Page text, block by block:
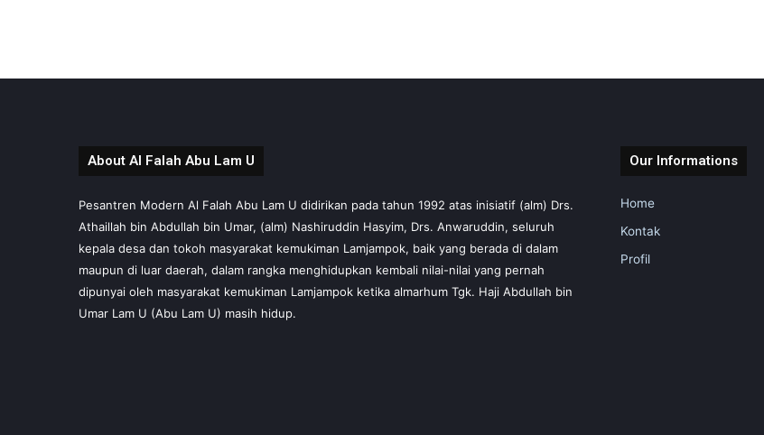
About Al Falah Abu Lam U
Pesantren Modern Al Falah Abu Lam U didirikan pada tahun 1992 atas inisiatif (alm) Drs.
Athaillah bin Abdullah bin Umar, (alm) Nashiruddin Hasyim, Drs. Anwaruddin, seluruh
kepala desa dan tokoh masyarakat kemukiman Lamjampok, baik yang berada di dalam
maupun di luar daerah, dalam rangka menghidupkan kembali nilai-nilai yang pernah
dipunyai oleh masyarakat kemukiman Lamjampok ketika almarhum Tgk. Haji Abdullah bin
Umar Lam U (Abu Lam U) masih hidup.
Our Informations
Home
Kontak
Profil